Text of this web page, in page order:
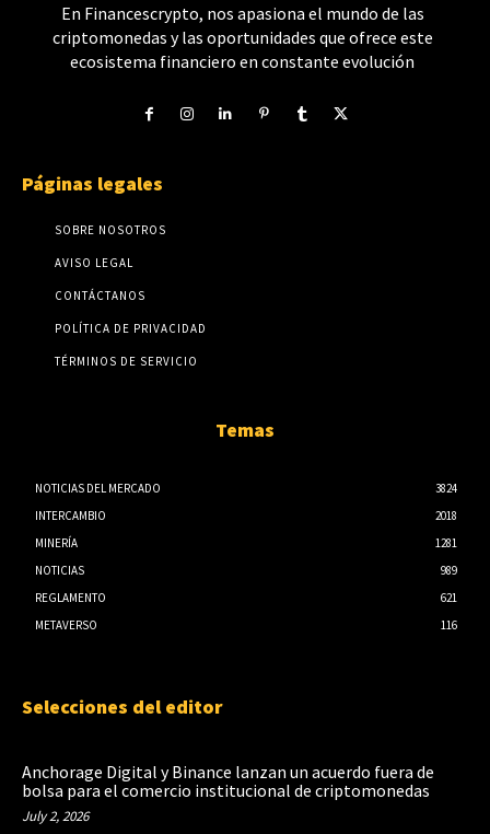
En Financescrypto, nos apasiona el mundo de las
criptomonedas y las oportunidades que ofrece este
ecosistema financiero en constante evolución
Páginas legales
SOBRE NOSOTROS
AVISO LEGAL
CONTÁCTANOS
POLÍTICA DE PRIVACIDAD
TÉRMINOS DE SERVICIO
Temas
NOTICIAS DEL MERCADO
3824
INTERCAMBIO
2018
MINERÍA
1281
NOTICIAS
989
REGLAMENTO
621
METAVERSO
116
Selecciones del editor
Anchorage Digital y Binance lanzan un acuerdo fuera de
bolsa para el comercio institucional de criptomonedas
July 2, 2026